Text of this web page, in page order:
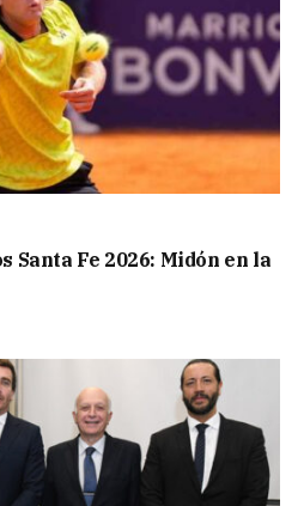
Santa Fe 2026: Midón en la